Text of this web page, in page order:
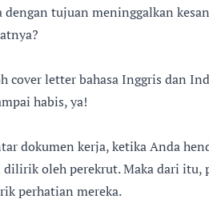
tujuan meninggalkan
cover letter bahasa Inggris dan
habis, ya!
dokumen kerja, ketika Anda
oleh perekrut. Maka dari
perhatian mereka.